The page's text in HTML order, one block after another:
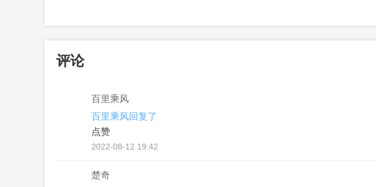
评论
百里乘风
百里乘风回复了
点赞
2022-08-12 19:42
楚奇